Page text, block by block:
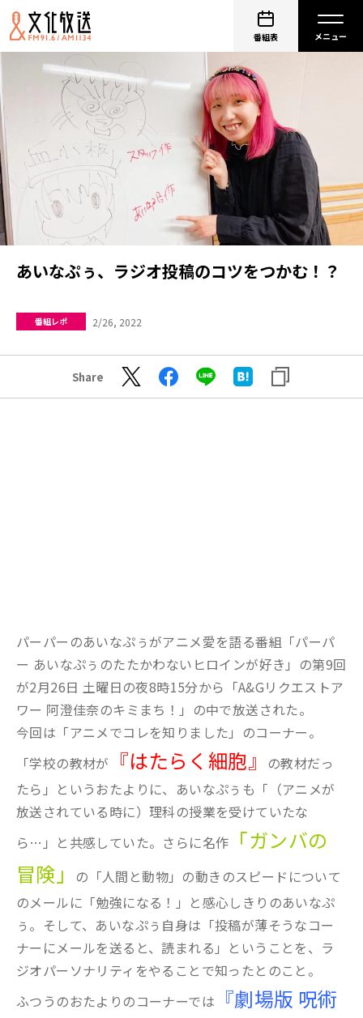
番組表
あいなぷぅ、ラジオ投稿のコツをつかむ！？
番組レポ 2/26, 2022
Share
パーパーのあいなぷぅがアニメ愛を語る番組「パーパ
ー あいなぷぅのたたかわないヒロインが好き」の第9回
が2月26日 土曜日の夜8時15分から「A&Gリクエストア
ワー 阿澄佳奈のキミまち！」の中で放送された。
今回は「アニメでコレを知りました」のコーナー。
「学校の教材が
『はたらく細胞』
の教材だっ
たら」というおたよりに、あいなぷぅも「（アニメが
放送されている時に）理科の授業を受けていたな
ら…」と共感していた。さらに名作
「ガンバの
冒険」
の「人間と動物」の動きのスピードについて
のメールに「勉強になる！」と感心しきりのあいなぷ
ぅ。そして、あいなぷぅ自身は「投稿が薄そうなコー
ナーにメールを送ると、読まれる」ということを、ラ
ジオパーソナリティをやることで知ったとのこと。
ふつうのおたよりのコーナーでは
『劇場版 呪術